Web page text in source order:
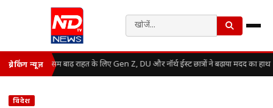
ब्रेकिंग न्यूज़असम बाढ़ राहत के लिए Gen Z, DU और नॉर्थ ईस्ट छात्रों ने बढ़ाया मदद का हाथ
विदेश